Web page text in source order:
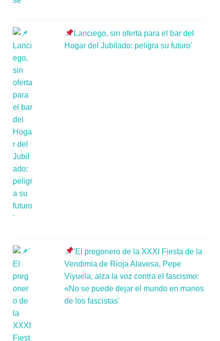
Lanciego, sin oferta para el bar del
Hogar del Jubilado: peligra su futuro'
'El pregonero de la XXXI Fiesta de la
Vendimia de Rioja Alavesa, Pepe
Viyuela, alza la voz contra el fascismo:
«No se puede dejar el mundo en manos
de los fascistas'